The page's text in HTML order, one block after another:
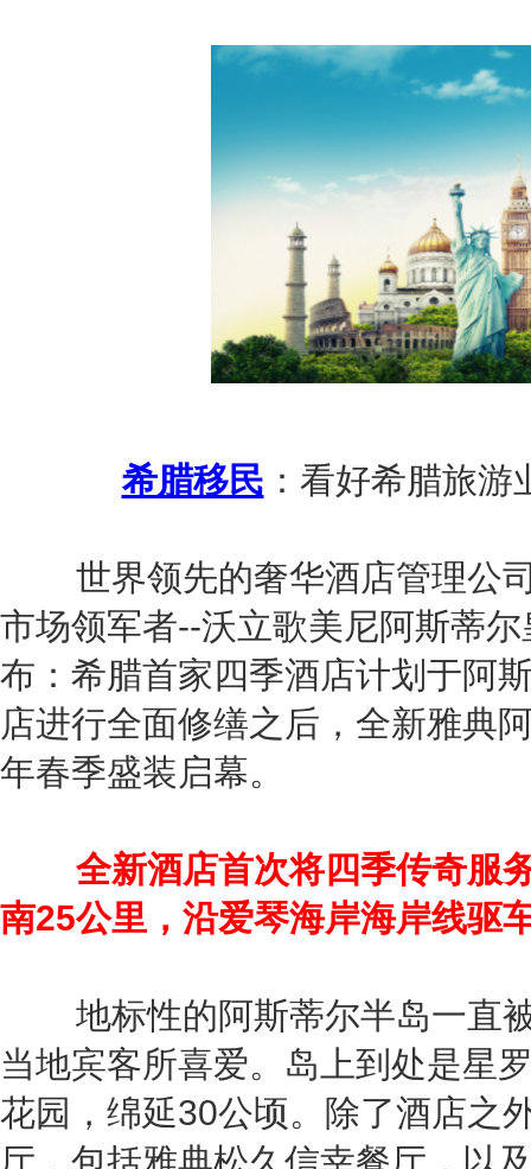
希腊移民 ：看好希腊旅
世界领先的奢华酒店管理公司
市场领军者--沃立歌美尼阿斯蒂
布：希腊首家四季酒店计划于阿
店进行全面修缮之后，全新雅典
年春季盛装启幕。
全新酒店首次将四季传奇服
南25公里，沿爱琴海岸海岸线驱
地标性的阿斯蒂尔半岛一直被
当地宾客所喜爱。岛上到处是星
花园，绵延30公顷。除了酒店之